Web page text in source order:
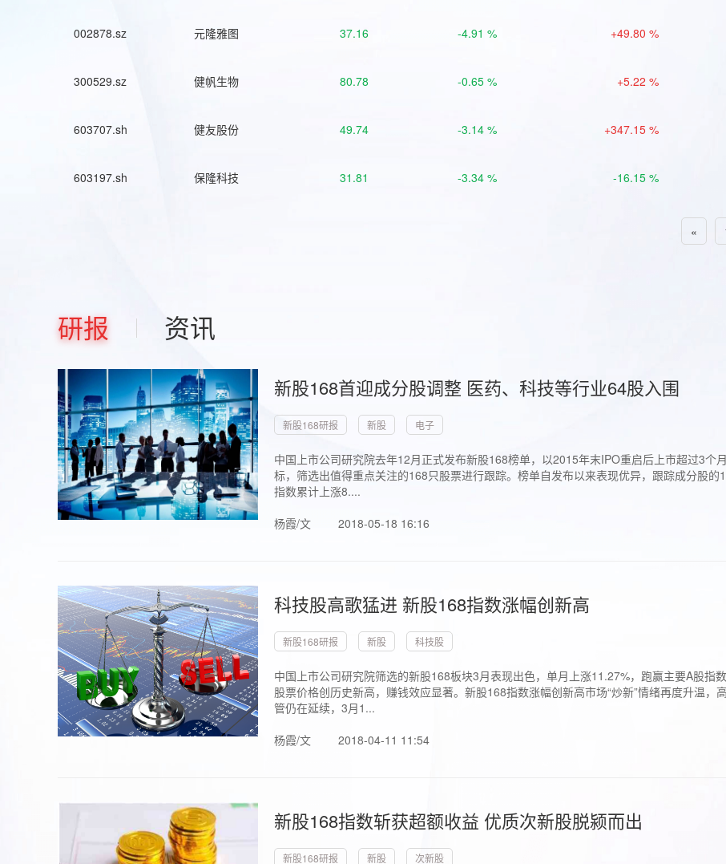
002878.sz 元隆雅图 37.16 -4.91 % +49.80 %
300529.sz 健帆生物 80.78 -0.65 % +5.22 %
603707.sh 健友股份 49.74 -3.14 % +347.15 %
603197.sh 保隆科技 31.81 -3.34 % -16.15 %
«
研报 资讯
新股168首迎成分股调整 医药、科技等行业64股入围
新股168研报 新股 电子
中国上市公司研究院去年12月正式发布新股168榜单，以2015年末IPO重启后上市超过3个
标，筛选出值得重点关注的168只股票进行跟踪。榜单自发布以来表现优异，跟踪成分股
指数累计上涨8....
杨霞/文
2018-05-18 16:16
科技股高歌猛进 新股168指数涨幅创新高
新股168研报 新股 科技股
中国上市公司研究院筛选的新股168板块3月表现出色，单月上涨11.27%，跑赢主要A股指
股票价格创历史新高，赚钱效应显著。新股168指数涨幅创新高市场“炒新”情绪再度升温
管仍在延续，3月1...
杨霞/文
2018-04-11 11:54
新股168指数斩获超额收益 优质次新股脱颍而出
新股168研报 新股 次新股